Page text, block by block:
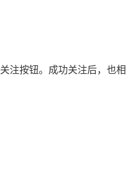
注按钮。成功关注后，也